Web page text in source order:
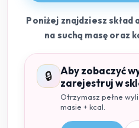
Poniżej znajdziesz
na suchą masę oraz
🔒
Aby zobaczyć
zarejestruj w
Otrzymasz pełne
masie + kcal.